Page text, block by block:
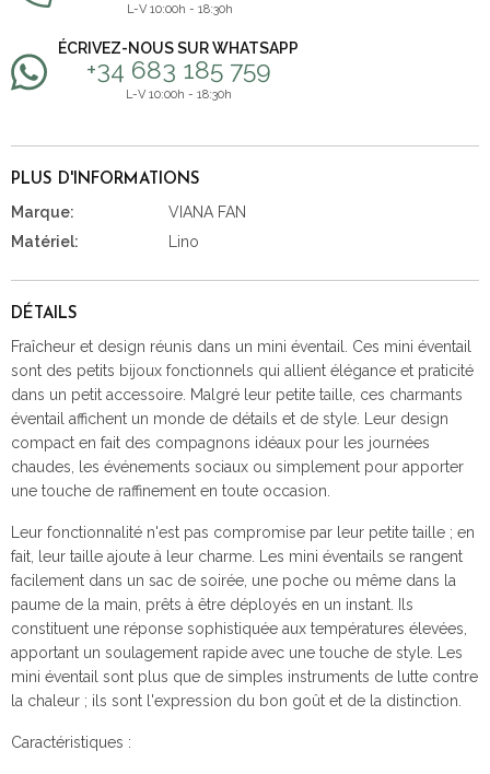
L-V 10:00h - 18:30h
ÉCRIVEZ-NOUS SUR WHATSAPP
+34 683 185 759
L-V 10:00h - 18:30h
PLUS D'INFORMATIONS
Marque:
VIANA FAN
Matériel:
Lino
DÉTAILS
Fraîcheur et design réunis dans un mini éventail. Ces mini éventail
sont des petits bijoux fonctionnels qui allient élégance et praticité
dans un petit accessoire. Malgré leur petite taille, ces charmants
éventail affichent un monde de détails et de style. Leur design
compact en fait des compagnons idéaux pour les journées
chaudes, les événements sociaux ou simplement pour apporter
une touche de raffinement en toute occasion.
Leur fonctionnalité n'est pas compromise par leur petite taille ; en
fait, leur taille ajoute à leur charme. Les mini éventails se rangent
facilement dans un sac de soirée, une poche ou même dans la
paume de la main, prêts à être déployés en un instant. Ils
constituent une réponse sophistiquée aux températures élevées,
apportant un soulagement rapide avec une touche de style. Les
mini éventail sont plus que de simples instruments de lutte contre
la chaleur ; ils sont l'expression du bon goût et de la distinction.
Caractéristiques :